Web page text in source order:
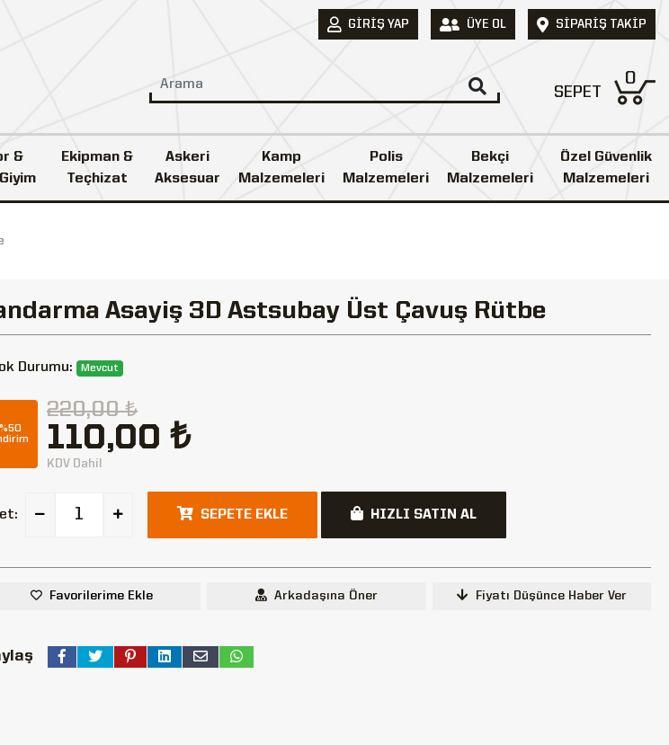
GIRIŞ YAP ÜYE OL SIPARIŞ TAKIP
SEPET
0
&
Ekipman &
Teçhizat
Askeri
Aksesuar
Kamp
Malzemeleri
Polis
Malzemeleri
Bekçi
Malzemeleri
Özel Güvenlik
Malzemeleri
Asayiş 3D Astsubay Üst Çavuş Rütbe
Durumu: Mevcut
%50
220,00 ₺
110,00 ₺
KDV Dahil
SEPETE EKLE HIZLI SATIN AL
Favorilerime Ekle Arkadaşına Öner Fiyatı Düşünce Haber Ver